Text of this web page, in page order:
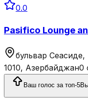
0.0
Pasifico Lounge
бульвар
1010, Азербайджан0
Ваш голос за топ-5